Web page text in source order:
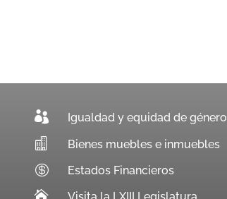
 Igualdad y equidad de género
 Bienes muebles e inmuebles
 Estados Financieros
